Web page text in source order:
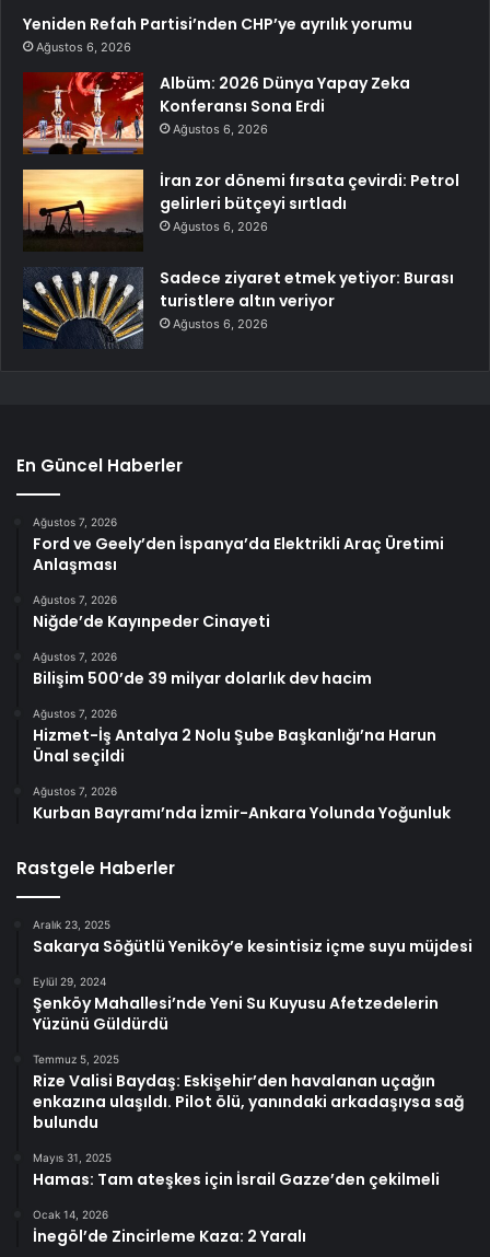
Yeniden Refah Partisi’nden CHP’ye ayrılık yorumu
Ağustos 6, 2026
Albüm: 2026 Dünya Yapay Zeka
Konferansı Sona Erdi
Ağustos 6, 2026
İran zor dönemi fırsata çevirdi: Petrol
gelirleri bütçeyi sırtladı
Ağustos 6, 2026
Sadece ziyaret etmek yetiyor: Burası
turistlere altın veriyor
Ağustos 6, 2026
En Güncel Haberler
Ağustos 7, 2026
Ford ve Geely’den İspanya’da Elektrikli Araç Üretimi
Anlaşması
Ağustos 7, 2026
Niğde’de Kayınpeder Cinayeti
Ağustos 7, 2026
Bilişim 500’de 39 milyar dolarlık dev hacim
Ağustos 7, 2026
Hizmet-İş Antalya 2 Nolu Şube Başkanlığı’na Harun
Ünal seçildi
Ağustos 7, 2026
Kurban Bayramı’nda İzmir-Ankara Yolunda Yoğunluk
Rastgele Haberler
Aralık 23, 2025
Sakarya Söğütlü Yeniköy’e kesintisiz içme suyu müjdesi
Eylül 29, 2024
Şenköy Mahallesi’nde Yeni Su Kuyusu Afetzedelerin
Yüzünü Güldürdü
Temmuz 5, 2025
Rize Valisi Baydaş: Eskişehir’den havalanan uçağın
enkazına ulaşıldı. Pilot ölü, yanındaki arkadaşıysa sağ
bulundu
Mayıs 31, 2025
Hamas: Tam ateşkes için İsrail Gazze’den çekilmeli
Ocak 14, 2026
İnegöl’de Zincirleme Kaza: 2 Yaralı